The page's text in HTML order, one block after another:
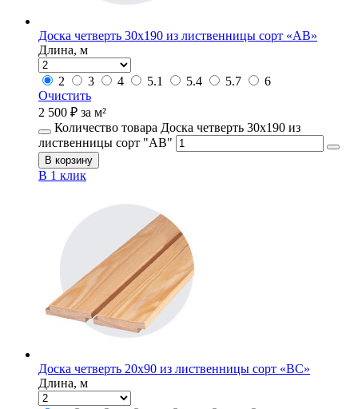
Доска четверть 30х190 из лиственницы сорт «АВ»
Длина, м
2 3 4 5.1 5.4 5.7
6
Очистить
2 500 ₽ за м²
Количество товара Доска четверть 30х190 из
лиственницы сорт "АВ"
В корзину
В 1 клик
Доска четверть 20х90 из лиственницы сорт «ВС»
Длина, м